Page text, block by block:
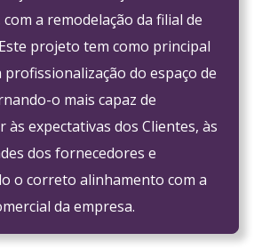
com a remodelação da filial de
projeto tem como principal
do espaço de
o mais capaz de
às expectativas dos Clientes, às
dos fornecedores e
o correto alinhamento com a
da empresa.